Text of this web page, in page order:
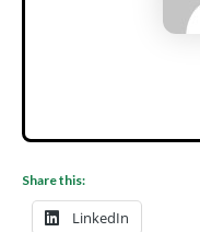
Share this:
LinkedIn